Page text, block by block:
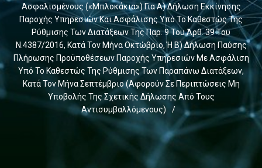
Ασφαλισμένους («μπλοκάκια») Για Α) Δήλωση Εκκίνησης
Παροχής Υπηρεσιών Και Ασφάλισης Υπό Το Καθεστώς Της
Ρύθμισης Των Διατάξεων Της Παρ. 9 Του Άρθ. 39 Του
Ν.4387/2016, Κατά Τον Μήνα Οκτώβριο, Ή Β) Δήλωση Παύσης
Πλήρωσης Προϋποθέσεων Παροχής Υπηρεσιών Με Ασφάλιση
Υπό Το Καθεστώς Της Ρύθμισης Των Παραπάνω Διατάξεων,
Κατά Τον Μήνα Σεπτέμβριο (αφορούν Σε Περιπτώσεις Μη
Υποβολής Της Σχετικής Δήλωσης Από Τους
Αντισυμβαλλόμενους)
/